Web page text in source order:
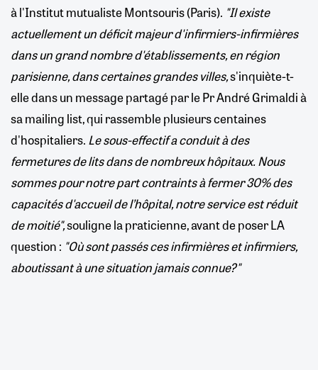
à l'Institut mutualiste Montsouris (Paris). "Il existe
actuellement un déficit majeur d'infirmiers-infirmières
dans un grand nombre d'établissements, en région
parisienne, dans certaines grandes villes,s'inquiète-t-
elle dans un message partagé par le Pr André Grimaldi à
sa mailing list, qui rassemble plusieurs centaines
d'hospitaliers. Le sous-effectif a conduit à des
fermetures de lits dans de nombreux hôpitaux. Nous
sommes pour notre part contraints à fermer 30% des
capacités d'accueil de l’hôpital, notre service est réduit
de moitié",souligne la praticienne, avant de poser LA
question : "Où sont passés ces infirmières et infirmiers,
aboutissant à une situation jamais connue?"